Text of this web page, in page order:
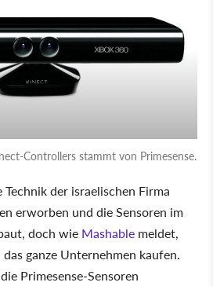
Controllers stammt von Primesense.
der israelischen Firma
erworben und die Sensoren im
doch wie Mashable meldet,
ganze Unternehmen kaufen.
Primesense-Sensoren